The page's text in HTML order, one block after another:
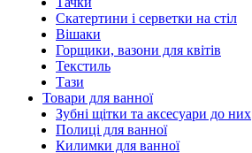
Скатертини і серветки на стіл
Вішаки
Горщики, вазони для квітів
Текстиль
Тази
Товари для ванної
Зубні щітки та аксесуари до них
Полиці для ванної
Килимки для ванної